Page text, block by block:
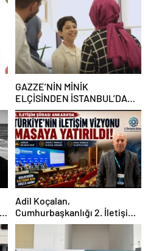
GAZZE’NİN MİNİK
ELÇİSİNDEN İSTANBUL’DA
DUYGUSAL MESAJ: “BURASI
BENİM İKİNCİ EVİM”
Adil Koçalan,
Cumhurbaşkanlığı 2. İletişim
Şûrası’na Katıldı